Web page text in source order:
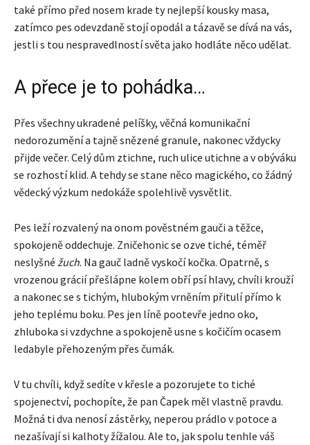
také přímo před nosem krade ty nejlepší kousky masa,
zatímco pes odevzdaně stojí opodál a tázavě se dívá na vás,
jestli s tou nespravedlností světa jako hodláte něco udělat.
A přece je to pohádka…
Přes všechny ukradené pelíšky, věčná komunikační
nedorozumění a tajně snězené granule, nakonec vždycky
přijde večer. Celý dům ztichne, ruch ulice utichne a v obýváku
se rozhostí klid. A tehdy se stane něco magického, co žádný
vědecký výzkum nedokáže spolehlivě vysvětlit.
Pes leží rozvalený na onom pověstném gauči a těžce,
spokojeně oddechuje. Zničehonic se ozve tiché, téměř
neslyšné žuch. Na gauč ladně vyskočí kočka. Opatrně, s
vrozenou grácií přešlápne kolem obří psí hlavy, chvíli krouží
a nakonec se s tichým, hlubokým vrněním přitulí přímo k
jeho teplému boku. Pes jen líně pootevře jedno oko,
zhluboka si vzdychne a spokojeně usne s kočičím ocasem
ledabyle přehozeným přes čumák.
V tu chvíli, když sedíte v křesle a pozorujete to tiché
spojenectví, pochopíte, že pan Čapek měl vlastně pravdu.
Možná ti dva nenosí zástěrky, neperou prádlo v potoce a
nezašívají si kalhoty žížalou. Ale to, jak spolu tenhle váš